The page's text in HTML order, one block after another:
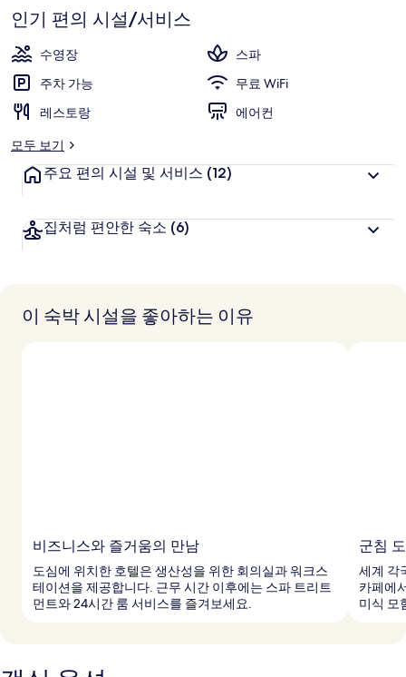
중
9.4
점,
객
추
점
인기 편의 시설/서비스
수영장
스파
주차 가능
무료 WiFi
레스토랑
에어컨
모두 보기
주요 편의 시설 및 서비스 (12)
집처럼 편안한 숙소 (6)
이 숙박 시설을 좋아하는 이유
비즈니스와 즐거움의 만남
도심에 위치한 호텔은 생산성을 위한 회의실과 워크스
테이션을 제공합니다. 근무 시간 이후에는 스파 트리트
먼트와 24시간 룸 서비스를 즐겨보세요.
군침
세계 각
카페에
미식 모